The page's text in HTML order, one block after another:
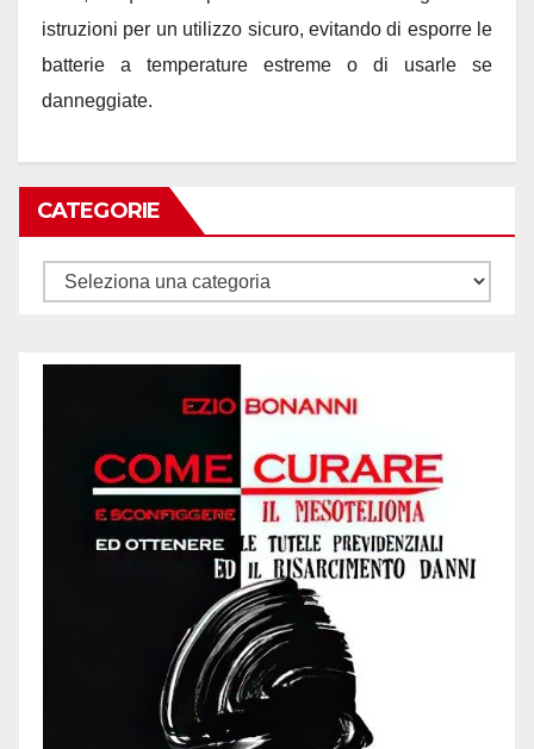
istruzioni per un utilizzo sicuro, evitando di esporre le
batterie a temperature estreme o di usarle se
danneggiate.
CATEGORIE
Categorie